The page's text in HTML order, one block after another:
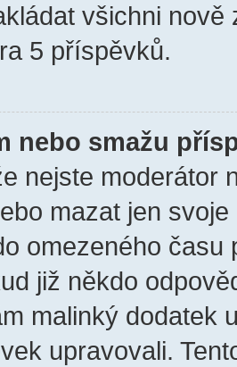
všichni
5 příspěvků.
nebo smažu
nejste moderátor
mazat jen
omezeného
již někdo
malinký dodatek
upravovali.